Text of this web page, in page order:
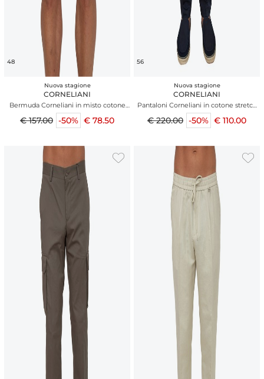
48
Nuova stagione
CORNELIANI
Bermuda Corneliani in misto cotone
marrone
€ 157.00 -50% € 78.50
56
Nuova stagione
CORNELIANI
Pantaloni Corneliani in cotone stretch
blu
€ 220.00 -50% € 110.00